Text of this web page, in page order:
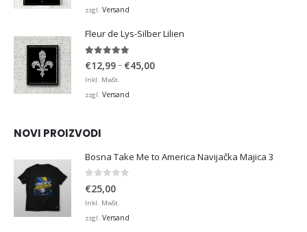
zzgl. Versand
Fleur de Lys-Silber Lilien
4.95von 5
€12,99– €45,00Preisspanne:
Inkl. MwSt.
zzgl. Versand
NOVI PROIZVODI
Bosna Take Me to America Navijačka Majica 3
€25,00
Inkl. MwSt.
zzgl. Versand